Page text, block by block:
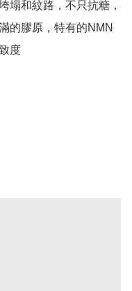
塌和紋路，不只抗糖，
的膠原，特有的NMN
度